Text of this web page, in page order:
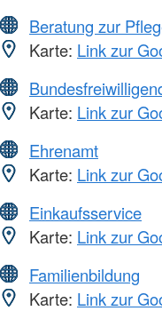
Beratung zur
Karte: Link zur
Karte: Link zur
Ehrenamt
Karte: Link zur
Einkaufsservice
Karte: Link zur
Familienbildung
Karte: Link zur